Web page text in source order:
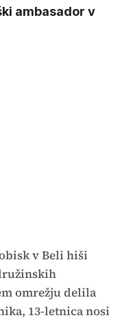
ambasador v
v Beli hiši
omrežju delila
13-letnica nosi